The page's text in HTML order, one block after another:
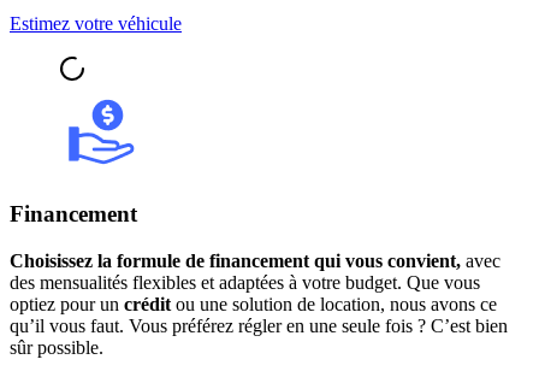
Estimez votre véhicule
Financement
Choisissez la formule de financement qui vous convient, avec
des mensualités flexibles et adaptées à votre budget. Que vous
optiez pour un crédit ou une solution de location, nous avons ce
qu’il vous faut. Vous préférez régler en une seule fois ? C’est bien
sûr possible.